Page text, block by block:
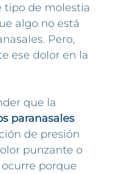
tipo de molestia
algo no está
Pero,
ese dolor en la
que la
paranasales
de presión
punzante o
porque